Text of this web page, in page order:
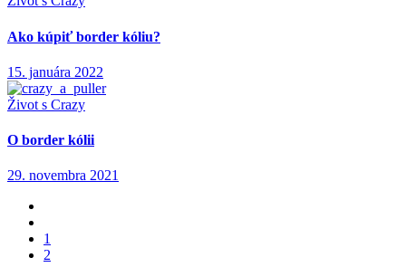
Ako kúpiť border kóliu?
15. januára 2022
Život s Crazy
O border kólii
29. novembra 2021
1
2